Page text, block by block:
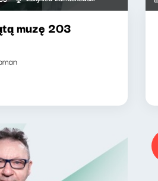
muzę 203